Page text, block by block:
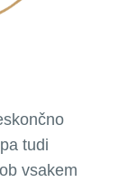
tudi
vsakem